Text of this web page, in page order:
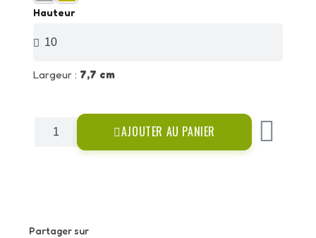
Hauteur
Largeur : 7,7 cm
AJOUTER AU PANIER
Partager sur